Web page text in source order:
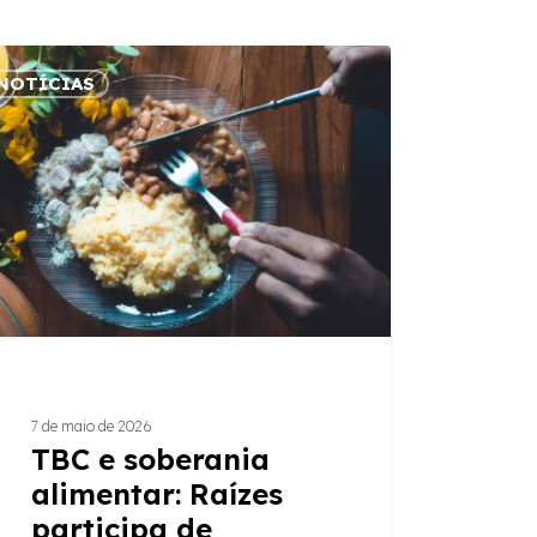
7 de maio de 2026
TBC e soberania
alimentar: Raízes
participa de